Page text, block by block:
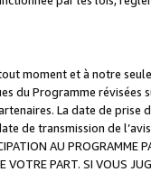
moment et à notre
du Programme
La date de
de transmission de
AU PROGRAMME
VOTRE PART. SI VOUS